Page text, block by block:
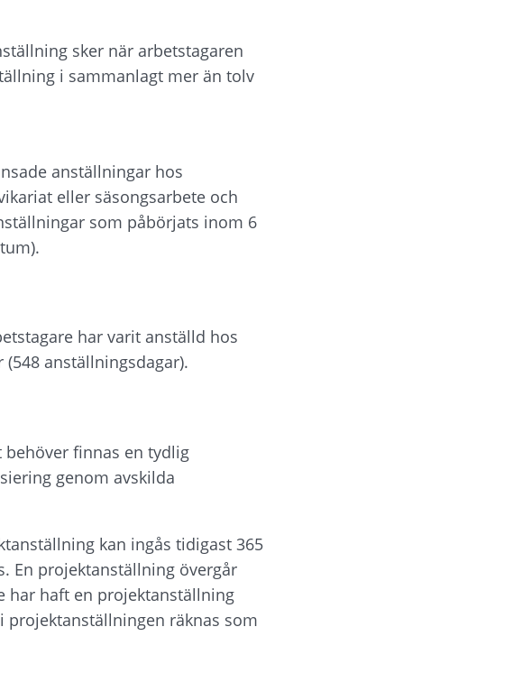
sker när arbetstagaren
i sammanlagt mer än tolv
anställningar hos
eller säsongsarbete och
som påbörjats inom 6
har varit anställd hos
anställningsdagar).
behöver finnas en tydlig
genom avskilda
kan ingås tidigast 365
En projektanställning övergår
har haft en projektanställning
projektanställningen räknas som